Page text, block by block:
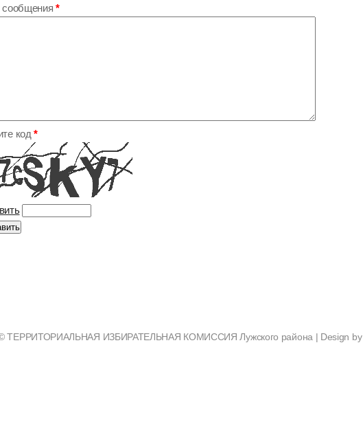
сообщения*
код*
ТЕРРИТОРИАЛЬНАЯ ИЗБИРАТЕЛЬНАЯ КОМИССИЯ Лужского района | Design by